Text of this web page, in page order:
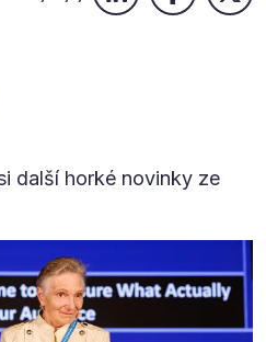
další horké novinky ze